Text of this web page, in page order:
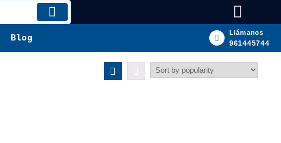
Blog Llámanos
961445744